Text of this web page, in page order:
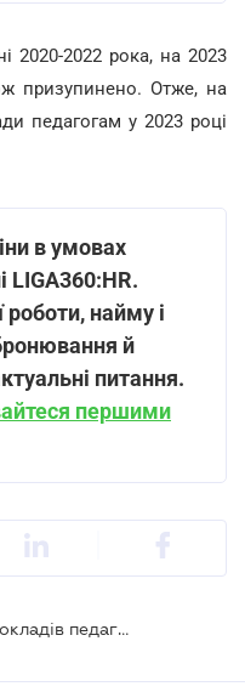
2020-2022 рока, на 2023
призупинено. Отже, на
педагогам у 2023 році
в умовах
LIGA360:HR.
роботи, найму і
й
питання.
першими
Уряд відтермінував підвищення окладів педагогам у 2023 році — постанова Кабміну